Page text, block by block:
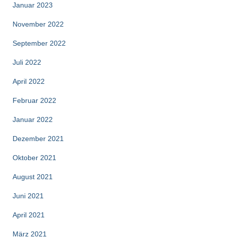
Januar 2023
November 2022
September 2022
Juli 2022
April 2022
Februar 2022
Januar 2022
Dezember 2021
Oktober 2021
August 2021
Juni 2021
April 2021
März 2021